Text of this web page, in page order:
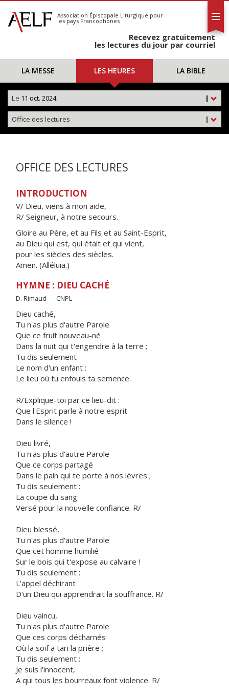
S'abonner
Calendrier
Association Épiscopale Liturgique pour
les pays Francophones
Recevez gratuitement
les lectures du jour par courriel
LA MESSE LES HEURES LA BIBLE
|
Le 11 oct. 2024
|
Office des lectures
OFFICE DES LECTURES
INTRODUCTION
V/ Dieu, viens à mon aide,
R/ Seigneur, à notre secours.
Gloire au Père, et au Fils et au Saint-Esprit,
au Dieu qui est, qui était et qui vient,
pour les siècles des siècles.
Amen. (Alléluia.)
HYMNE : DIEU CACHÉ
D. Rimaud — CNPL
Dieu caché,
Tu n'as plus d'autre Parole
Que ce fruit nouveau-né
Dans la nuit qui t'engendre à la terre ;
Tu dis seulement
Le nom d'un enfant :
Le lieu où tu enfouis ta semence.
R/Explique-toi par ce lieu-dit :
Que l'Esprit parle à notre esprit
Dans le silence !
Dieu livré,
Tu n'as plus d'autre Parole
Que ce corps partagé
Dans le pain qui te porte à nos lèvres ;
Tu dis seulement :
La coupe du sang
Versé pour la nouvelle confiance. R/
Dieu blessé,
Tu n'as plus d'autre Parole
Que cet homme humilié
Sur le bois qui t'expose au calvaire !
Tu dis seulement :
L'appel déchirant
D'un Dieu qui apprendrait la souffrance. R/
Dieu vaincu,
Tu n'as plus d'autre Parole
Que ces corps décharnés
Où la soif a tari la prière ;
Tu dis seulement :
Je suis l'innocent,
A qui tous les bourreaux font violence. R/